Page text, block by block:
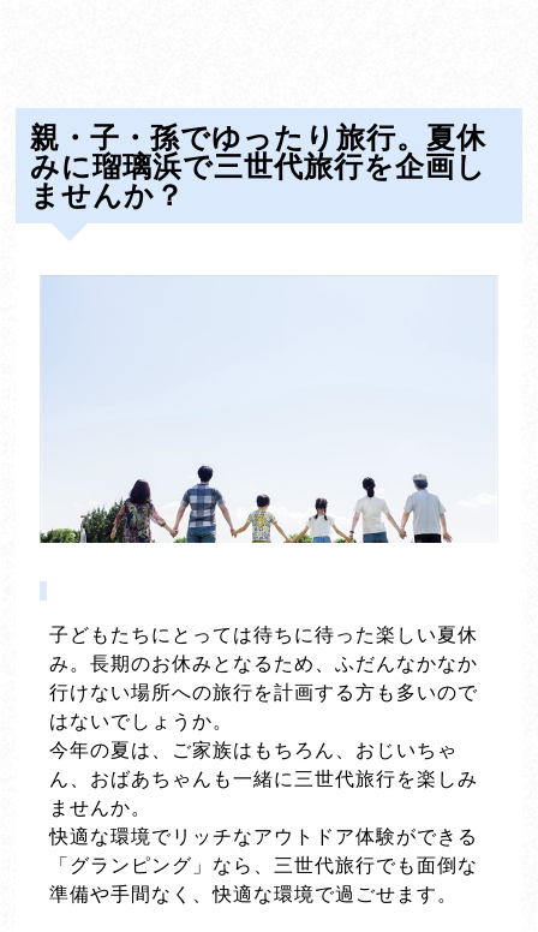
親・子・孫でゆったり旅行。夏休
みに瑠璃浜で三世代旅行を企画し
ませんか？
子どもたちにとっては待ちに待った楽しい夏休
み。長期のお休みとなるため、ふだんなかなか
行けない場所への旅行を計画する方も多いので
はないでしょうか。
今年の夏は、ご家族はもちろん、おじいちゃ
ん、おばあちゃんも一緒に三世代旅行を楽しみ
ませんか。
快適な環境でリッチなアウトドア体験ができる
「グランピング」なら、三世代旅行でも面倒な
準備や手間なく、快適な環境で過ごせます。